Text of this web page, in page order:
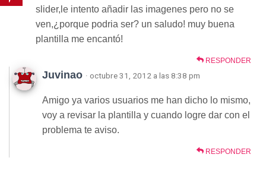
slider,le intento añadir las imagenes pero no se
ven,¿porque podria ser? un saludo! muy buena
plantilla me encantó!
RESPONDER
Juvinao · octubre 31, 2012 a las 8:38 pm
Amigo ya varios usuarios me han dicho lo mismo,
voy a revisar la plantilla y cuando logre dar con el
problema te aviso.
RESPONDER